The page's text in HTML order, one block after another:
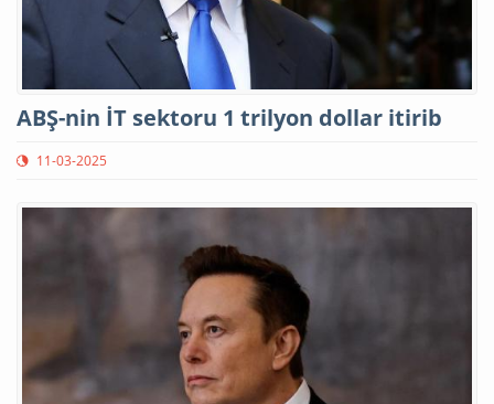
ABŞ-nin İT sektoru 1 trilyon dollar itirib
11-03-2025